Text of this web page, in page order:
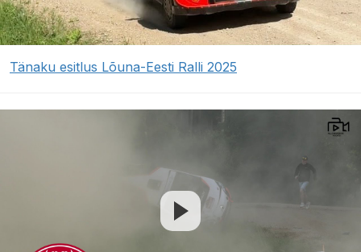
Tänaku esitlus Lõuna-Eesti Ralli 2025